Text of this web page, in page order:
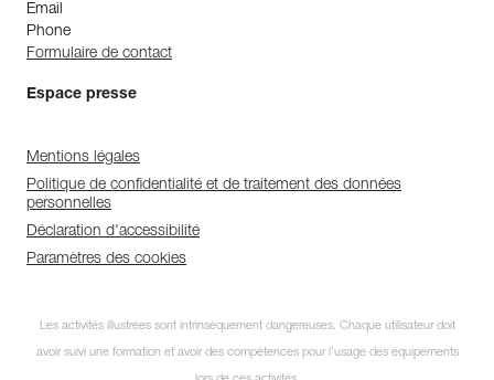
Email
Phone
Formulaire de contact
Espace presse
Mentions légales
Politique de confidentialité et de traitement des données
personnelles
Déclaration d'accessibilité
Paramètres des cookies
Les activités illustrées sont intrinsèquement dangereuses. Chaque utilisateur doit
avoir suivi une formation et avoir des compétences pour l’usage des équipements